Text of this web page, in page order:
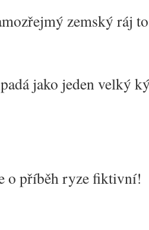
zemský ráj
jako jeden velký
o příběh ryze fiktivní!